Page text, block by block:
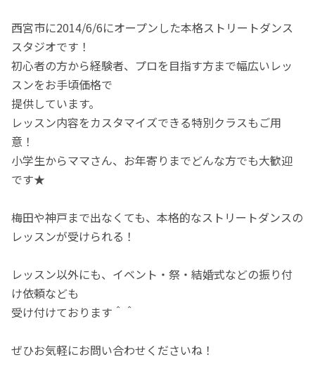
西宮市に2014/6/6にオープンした本格ストリートダンス
スタジオです！
初心者の方から経験者、プロを目指す方まで幅広いレッ
スンをお手頃価格で
提供しています。
レッスン内容をカスタマイズできる特別クラスもご用
意！
小学生からママさん、お年寄りまでどんな方でも大歓迎
です★
梅田や神戸まで出なくても、本格的なストリートダンスの
レッスンが受けられる！
レッスン以外にも、イベント・祭・結婚式などの振り付
け依頼なども
受け付けております＾＾
ぜひお気軽にお問い合わせくださいね！